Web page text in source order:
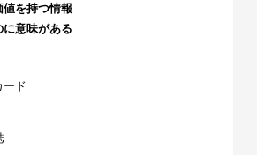
を持つ情報
に意味がある
ード